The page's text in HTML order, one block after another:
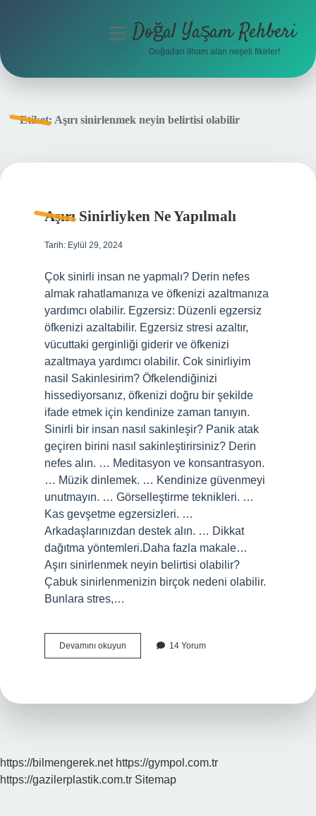
menüyüDoğal Yaşam Rehberi
Doğadan ilham alan neşeli fikirler!
Etiket: Aşırı sinirlenmek neyin belirtisi olabilir
Aşırı Sinirliyken Ne Yapılmalı
Tarih: Eylül 29, 2024
Çok sinirli insan ne yapmalı? Derin nefes
almak rahatlamanıza ve öfkenizi azaltmanıza
yardımcı olabilir. Egzersiz: Düzenli egzersiz
öfkenizi azaltabilir. Egzersiz stresi azaltır,
vücuttaki gerginliği giderir ve öfkenizi
azaltmaya yardımcı olabilir. Cok sinirliyim
nasil Sakinlesirim? Öfkelendiğinizi
hissediyorsanız, öfkenizi doğru bir şekilde
ifade etmek için kendinize zaman tanıyın.
Sinirli bir insan nasıl sakinleşir? Panik atak
geçiren birini nasıl sakinleştirirsiniz? Derin
nefes alın. … Meditasyon ve konsantrasyon.
… Müzik dinlemek. … Kendinize güvenmeyi
unutmayın. … Görselleştirme teknikleri. …
Kas gevşetme egzersizleri. …
Arkadaşlarınızdan destek alın. … Dikkat
dağıtma yöntemleri.Daha fazla makale…
Aşırı sinirlenmek neyin belirtisi olabilir?
Çabuk sinirlenmenizin birçok nedeni olabilir.
Bunlara stres,…
Devamını okuyun
Sinirliyken
14 Yorum
https://bilmengerek.net https://gympol.com.tr
https://gazilerplastik.com.tr Sitemap